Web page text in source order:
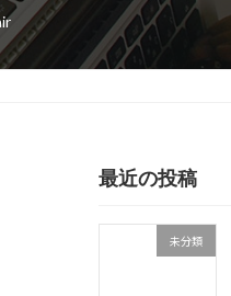
最近の投稿
未分類